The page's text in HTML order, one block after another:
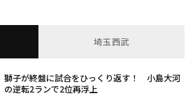
埼玉西武
獅子が終盤に試合をひっくり返す！ 小島大河
の逆転2ランで2位再浮上